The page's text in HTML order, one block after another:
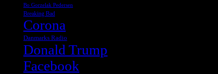
Bo Gorzelak Pedersen
Breaking Bad
Corona
Danmarks Radio
Donald Trump
Facebook